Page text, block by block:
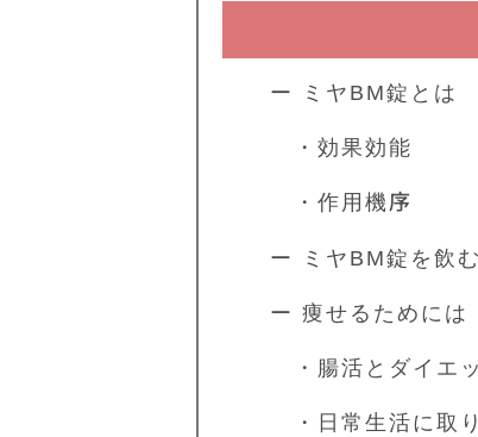
ー ミヤBM錠とは
・効果効能
・作用機序
ー ミヤBM錠を飲
ー 痩せるためには
・腸活とダイエ
・日常生活に取